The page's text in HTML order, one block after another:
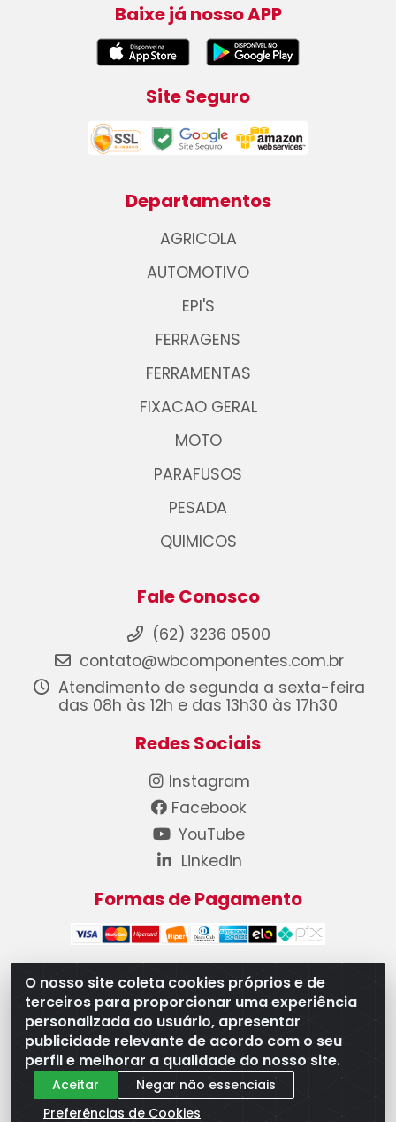
O nosso site coleta cookies próprios e de
terceiros para proporcionar uma experiência
personalizada ao usuário, apresentar
publicidade relevante de acordo com o seu
perfil e melhorar a qualidade do nosso site.
Aceitar
Negar não essenciais
Preferências de Cookies
Baixe já nosso APP
Site Seguro
Departamentos
AGRICOLA
AUTOMOTIVO
EPI'S
FERRAGENS
FERRAMENTAS
FIXACAO GERAL
MOTO
PARAFUSOS
PESADA
QUIMICOS
Fale Conosco
(62) 3236 0500
contato@wbcomponentes.com.br
Atendimento de segunda a sexta-feira
das 08h às 12h e das 13h30 às 17h30
Redes Sociais
Instagram
Facebook
YouTube
Linkedin
Formas de Pagamento
WB Componentes Automotivos LTDA - CNPJ
08.528.393/0001-12 - Rua do Níquel, 667 - Parque
Oeste Industrial, Goiânia/GO - CEP 74375-660